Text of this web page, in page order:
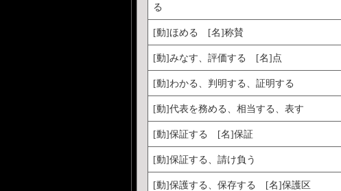
る
[動]ほめる [名]称賛
[動]みなす、評価する [名]点
[動]わかる、判明する、証明する
[動]代表を務める、相当する、表す
[動]保証する [名]保証
[動]保証する、請け負う
[動]保護する、保存する [名]保護区